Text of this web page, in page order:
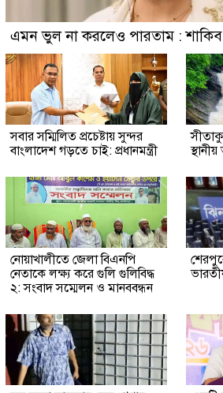
এমন ভুল না করলেও পারতাম :
সবার সম্মিলিত প্রচেষ্টায় সুন্দর
বাংলাদেশ গড়তে চাই: প্রধানমন্ত্রী
নোয়াখালীতে জেলা বিএনপি
নেতাকে লক্ষ্য করে গুলি গুলিবিদ্ধ
২: সংবাদ সম্মেলন ও মানববন্ধন